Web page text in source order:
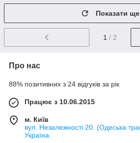
Показати ще
1 / 2
Про нас
88% позитивних з 24 відгуків за рік
Працює з 10.06.2015
м. Київ
вул. Незалежності 20. (Одеська
Україна